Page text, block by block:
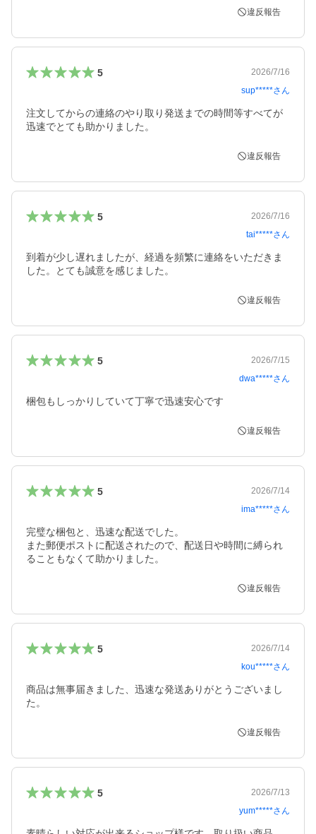
違反報告
5
2026/7/16
sup*****さん
注文してからの連絡のやり取り発送までの時間等すべてが
迅速でとても助かりました。
違反報告
5
2026/7/16
tai*****さん
到着が少し遅れましたが、経過を頻繁に連絡をいただきま
した。とても誠意を感じました。
違反報告
5
2026/7/15
dwa*****さん
梱包もしっかりしていて丁寧で迅速安心です
違反報告
5
2026/7/14
ima*****さん
完璧な梱包と、迅速な配送でした。
また郵便ポストに配送されたので、配送日や時間に縛られ
ることもなくて助かりました。
違反報告
5
2026/7/14
kou*****さん
商品は無事届きました、迅速な発送ありがとうございまし
た。
違反報告
5
2026/7/13
yum*****さん